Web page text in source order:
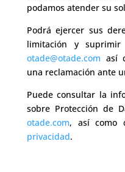
podamos atender su
Podrá ejercer sus
limitación y
otade@otade.com así
una reclamación ante
Puede consultar la
sobre Protección de
otade.com, así como
privacidad.